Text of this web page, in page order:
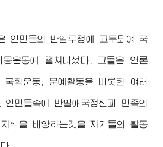
인민들의 반일투쟁에 고무되여 국
몽운동에 떨쳐나섰다. 그들은 언론
국학운동, 문예활동을 비롯한 여러
민들속에 반일애국정신과 민족의
식을 배양하는것을 자기들의 활동